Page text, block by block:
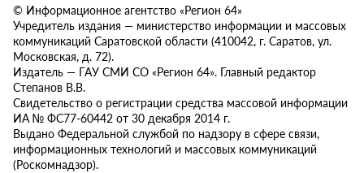
© Информационное агентство «Регион 64»
Учредитель издания — министерство информации и массовых
коммуникаций Саратовской области (410042, г. Саратов, ул.
Московская, д. 72).
Издатель — ГАУ СМИ СО «Регион 64». Главный редактор
Степанов В.В.
Свидетельство о регистрации средства массовой информации
ИА № ФС77-60442 от 30 декабря 2014 г.
Выдано Федеральной службой по надзору в сфере связи,
информационных технологий и массовых коммуникаций
(Роскомнадзор).